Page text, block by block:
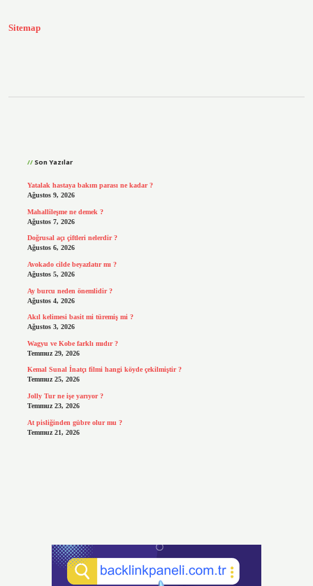
Sitemap
Son Yazılar
Yatalak hastaya bakım parası ne kadar ?
Ağustos 9, 2026
Mahallileşme ne demek ?
Ağustos 7, 2026
Doğrusal açı çiftleri nelerdir ?
Ağustos 6, 2026
Avokado cilde beyazlatır mı ?
Ağustos 5, 2026
Ay burcu neden önemlidir ?
Ağustos 4, 2026
Akıl kelimesi basit mi türemiş mi ?
Ağustos 3, 2026
Wagyu ve Kobe farklı mıdır ?
Temmuz 29, 2026
Kemal Sunal İnatçı filmi hangi köyde çekilmiştir ?
Temmuz 25, 2026
Jolly Tur ne işe yarıyor ?
Temmuz 23, 2026
At pisliğinden gübre olur mu ?
Temmuz 21, 2026